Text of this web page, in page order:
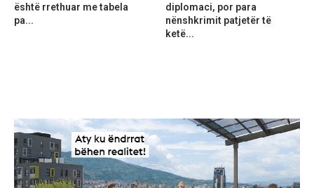
është rrethuar me tabela
pa...
diplomaci, por para
nënshkrimit patjetër të
ketë...